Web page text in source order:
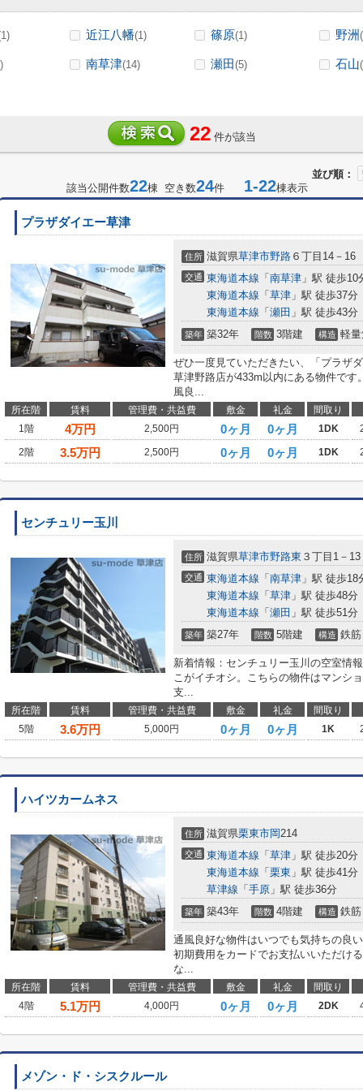
近江八幡(1) 篠原(1) 野洲
南草津(14) 瀬田(5) 石山
22 件が該当
並び順：
該当公開件数22棟 空き数24件 1-22棟表示
プラザダイエー草津
住所 滋賀県草津市野路 ６丁目14－16
交通 東海道本線 「 南草津 」駅 徒歩10
東海道本線 「 草津 」駅 徒歩37分
東海道本線 「 瀬田 」駅 徒歩43分
築年 築32年 階数 3階建 構造 軽
ぜひ一度見ていただきたい、「プラ
草津野路店が433m以内にある物件で
風良...
所在階 賃料 管理費・共益費 敷金 礼金
間取り
1階
4万円 2,500円 0ヶ月 0ヶ月 1DK
2階 3.5万円 2,500円 0ヶ月 0ヶ月 1DK
センチュリー玉川
住所 滋賀県草津市野路東 ３丁目1－13
交通 東海道本線 「 南草津 」駅 徒歩18
東海道本線 「 草津 」駅 徒歩48分
東海道本線 「 瀬田 」駅 徒歩51分
築年 築27年 階数 5階建 構造 鉄
新着情報：センチュリー玉川の空室情
こがイチオシ。こちらの物件はマンシ
支...
所在階 賃料 管理費・共益費 敷金 礼金
間取り
5階
3.6万円 5,000円 0ヶ月 0ヶ月 1K
ハイツカームネス
住所 滋賀県栗東市岡214
交通 東海道本線 「 草津 」駅 徒歩20分
東海道本線 「 栗東 」駅 徒歩41分
草津線 「 手原 」駅 徒歩36分
築年 築43年 階数 4階建 構造 鉄
通風良好な物件はいつでも気持ちの良
初期費用をカードでお支払いいただけ
な...
所在階 賃料 管理費・共益費 敷金 礼金
間取り
4階
5.1万円 4,000円 0ヶ月 0ヶ月 2DK
メゾン・ド・シスクルール